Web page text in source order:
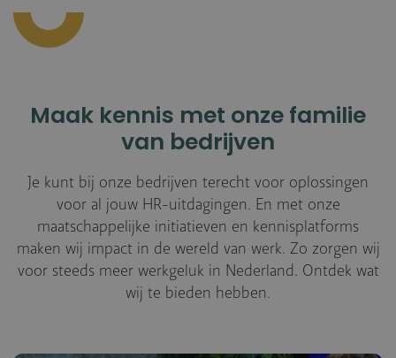
Maak kennis met onze familie
van bedrijven
Je kunt bij onze bedrijven terecht voor oplossingen
voor al jouw HR-uitdagingen. En met onze
maatschappelijke initiatieven en kennisplatforms
maken wij impact in de wereld van werk. Zo zorgen wij
voor steeds meer werkgeluk in Nederland. Ontdek wat
wij te bieden hebben.